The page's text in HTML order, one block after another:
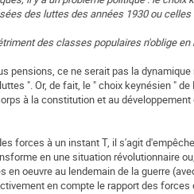
des luttes des années 1930 ou
des classes populaires n'oblige
pensions, ce ne serait pas la
". Or, de fait, le " choix keynésien "
à la constitution et au
forces à un instant T, il s'agit
en une situation révolutionnaire
oeuvre au lendemain de la guerre
en compte le rapport des